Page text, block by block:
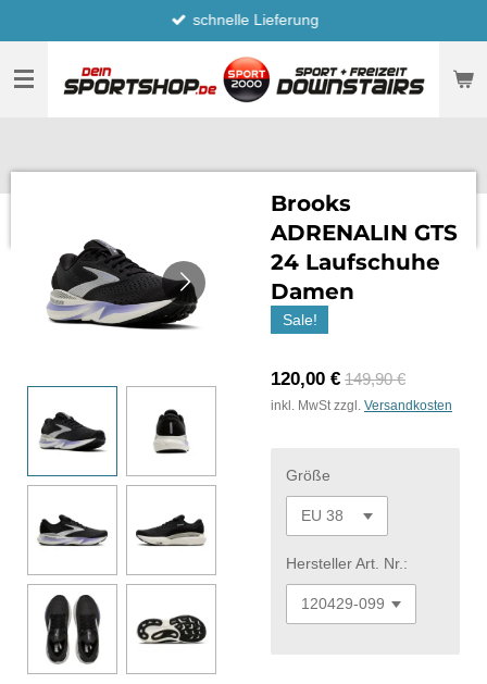
Hauptinhalt
springen
schnelle Lieferung
Brooks
ADRENALIN GTS
24 Laufschuhe
Damen
Sale!
120,00 € 149,90 €
inkl. MwSt zzgl. Versandkosten
Größe
Hersteller Art. Nr.: